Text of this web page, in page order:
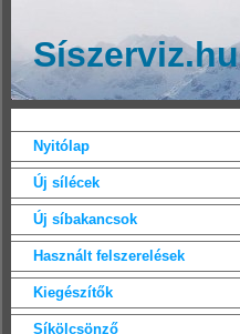
Síszerviz.hu
Nyitólap
Új sílécek
Új síbakancsok
Használt felszerelések
Kiegészítők
Síkölcsönző